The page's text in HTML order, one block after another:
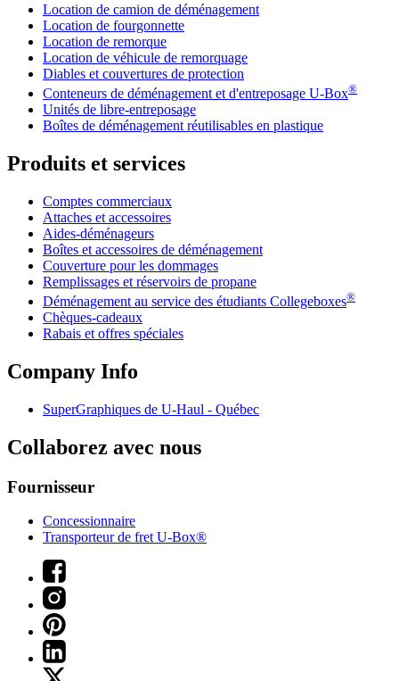
Location de camion de déménagement
Location de fourgonnette
Location de remorque
Location de véhicule de remorquage
Diables et couvertures de protection
Conteneurs de déménagement et d'entreposage U-Box®
Unités de libre-entreposage
Boîtes de déménagement réutilisables en plastique
Produits et services
Comptes commerciaux
Attaches et accessoires
Aides-déménageurs
Boîtes et accessoires de déménagement
Couverture pour les dommages
Remplissages et réservoirs de propane
Déménagement au service des étudiants Collegeboxes®
Chèques-cadeaux
Rabais et offres spéciales
Company Info
SuperGraphiques de U-Haul - Québec
Collaborez avec nous
Fournisseur
Concessionnaire
Transporteur de fret U-Box®